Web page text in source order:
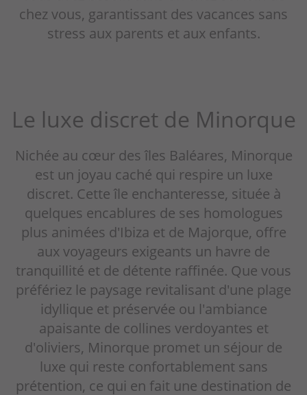
chez vous, garantissant des vacances sans
stress aux parents et aux enfants.
Le luxe discret de Minorque
Nichée au cœur des îles Baléares, Minorque
est un joyau caché qui respire un luxe
discret. Cette île enchanteresse, située à
quelques encablures de ses homologues
plus animées d'Ibiza et de Majorque, offre
aux voyageurs exigeants un havre de
tranquillité et de détente raffinée. Que vous
préfériez le paysage revitalisant d'une plage
idyllique et préservée ou l'ambiance
apaisante de collines verdoyantes et
d'oliviers, Minorque promet un séjour de
luxe qui reste confortablement sans
prétention, ce qui en fait une destination de